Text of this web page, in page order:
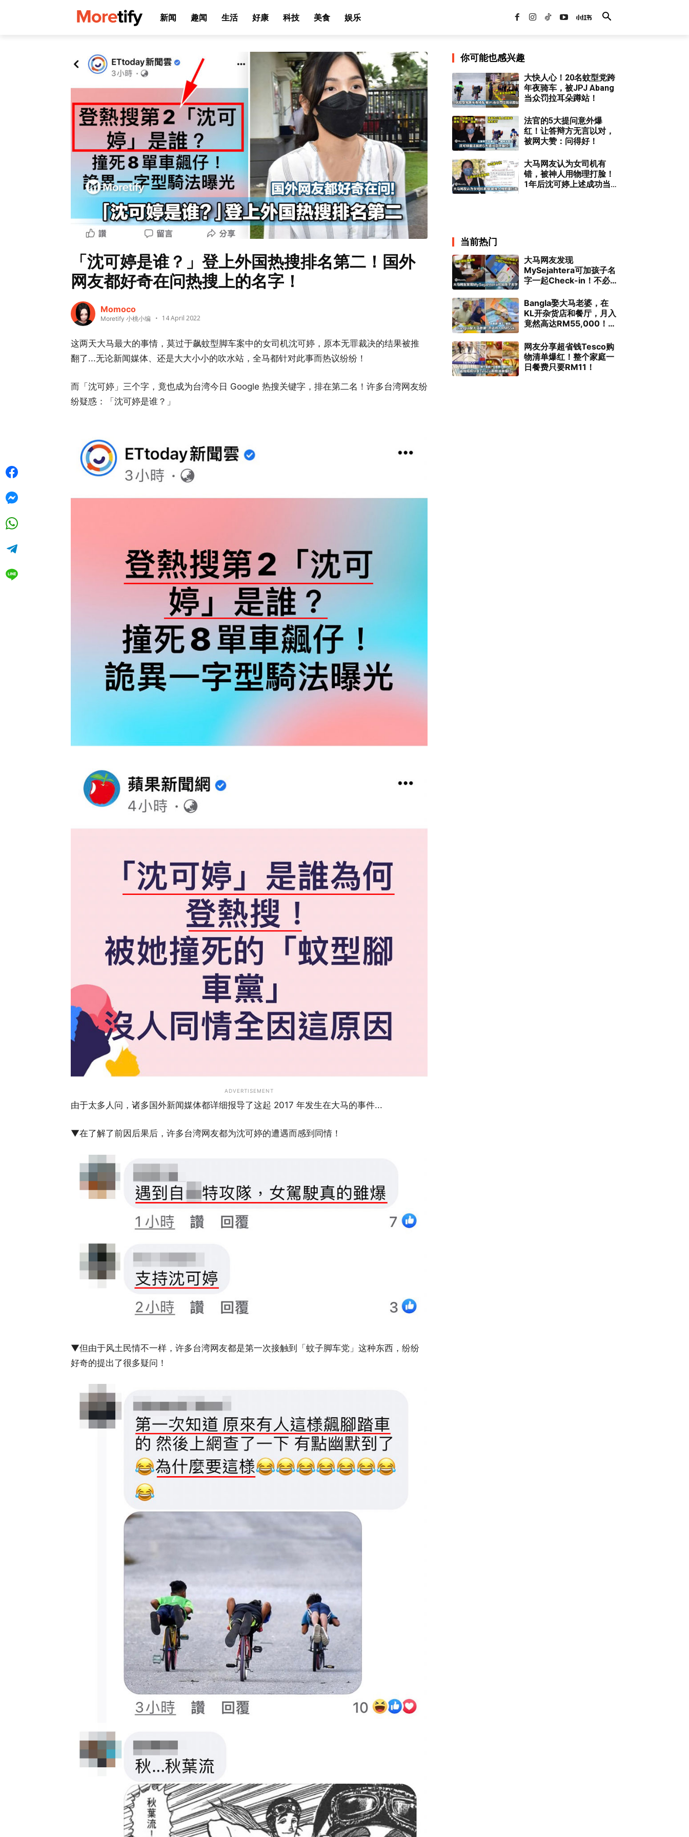
新闻 趣闻 生活 好康 科技 美食 娱乐
「沈可婷是谁？」登上外国热搜排名第二！国外
网友都好奇在问热搜上的名字！
Momoco
Moretify 小桃小编 14 April 2022
这两天大马最大的事情，莫过于飙蚊型脚车案中的女司机沈可婷，原本无罪裁决的结果被推
翻了...无论新闻媒体、还是大大小小的吹水站，全马都针对此事而热议纷纷！
而「沈可婷」三个字，竟也成为台湾今日 Google 热搜关键字，排在第二名！许多台湾网友纷
纷疑惑：「沈可婷是谁？」
ADVERTISEMENT
由于太多人问，诸多国外新闻媒体都详细报导了这起 2017 年发生在大马的事件...
▼在了解了前因后果后，许多台湾网友都为沈可婷的遭遇而感到同情！
▼但由于风土民情不一样，许多台湾网友都是第一次接触到「蚊子脚车党」这种东西，纷纷
好奇的提出了很多疑问！
你可能也感兴趣
大快人心！20名蚊型党跨
年夜骑车，被JPJ Abang
当众罚拉耳朵蹲站！
法官的5大提问意外爆
红！让答辩方无言以对，
被网大赞：问得好！
大马网友认为女司机有
错，被神人用物理打脸！
1年后沈可婷上述成功当
当前热门
大马网友发现
MySejahtera可加孩子名
字一起Check-in！不必再
Bangla娶大马老婆，在
KL开杂货店和餐厅，月入
竟然高达RM55,000！结
网友分享超省钱Tesco购
物清单爆红！整个家庭一
日餐费只要RM11！